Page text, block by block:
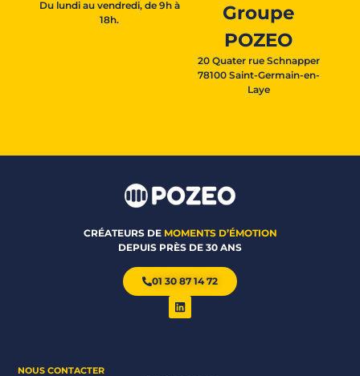
Du lundi au vendredi, de 9h à
18h.
Groupe
POZEO
20 Quater rue Schnapper
78100 Saint-Germain-en-
Laye
CRÉATEURS DE MOMENTS D’ÉMOTION
DEPUIS PRÈS DE 30 ANS
01 30 87 14 72
NOUS CONTACTER